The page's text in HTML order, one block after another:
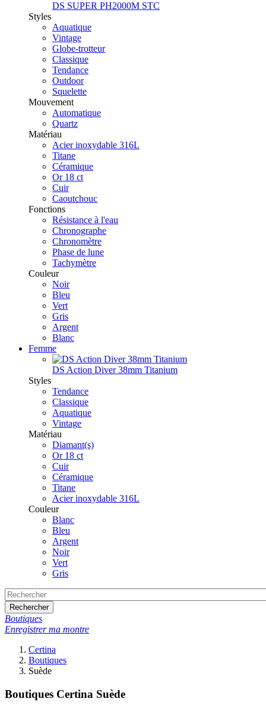
DS SUPER PH2000M STC
Styles
Aquatique
Vintage
Globe-trotteur
Classique
Tendance
Outdoor
Squelette
Mouvement
Automatique
Quartz
Matériau
Acier inoxydable 316L
Titane
Céramique
Or 18 ct
Cuir
Caoutchouc
Fonctions
Résistance à l'eau
Chronographe
Chronomètre
Phase de lune
Tachymètre
Couleur
Noir
Bleu
Vert
Gris
Argent
Blanc
Femme
DS Action Diver 38mm Titanium
Styles
Tendance
Classique
Aquatique
Vintage
Matériau
Diamant(s)
Or 18 ct
Cuir
Céramique
Titane
Acier inoxydable 316L
Couleur
Blanc
Bleu
Argent
Noir
Vert
Gris
Rechercher
Boutiques
Enregistrer ma montre
Certina
Boutiques
Suède
Boutiques Certina Suède